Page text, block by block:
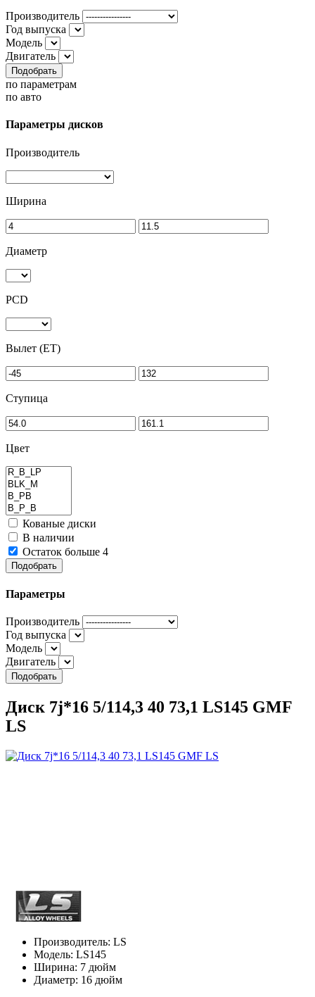
Производитель
Год выпуска
Модель
Двигатель
Подобрать
по параметрам
по авто
Параметры дисков
Производитель
Ширина
Диаметр
PCD
Вылет (ET)
Ступица
Цвет
Кованые диски
В наличии
Остаток больше 4
Подобрать
Параметры
Производитель
Год выпуска
Модель
Двигатель
Подобрать
Диск 7j*16 5/114,3 40 73,1 LS145 GMF
LS
Производитель: LS
Модель: LS145
Ширина: 7 дюйм
Диаметр: 16 дюйм